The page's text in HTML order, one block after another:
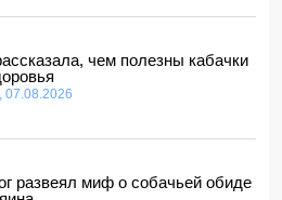
чем полезны кабачки
07.08.2026
развеял миф о собачьей обиде